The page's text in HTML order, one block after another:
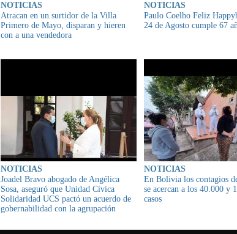
NOTICIAS
Atracan en un surtidor de la Villa
Primero de Mayo, disparan y hieren
con a una vendedora
NOTICIAS
Paulo Coelho Feliz
24 de Agosto cumple 67
NOTICIAS
Joadel Bravo abogado de Angélica
Sosa, aseguró que Unidad Cívica
Solidaridad UCS pactó un acuerdo de
gobernabilidad con la agrupación
de "pegas" en la Alcaldía de Santa
NOTICIAS
En Bolivia los contagios
se acercan a los 40.000 y
casos